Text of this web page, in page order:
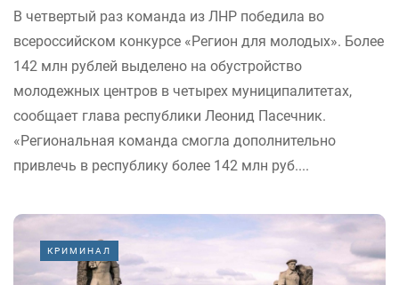
В четвертый раз команда из ЛНР победила во
всероссийском конкурсе «Регион для молодых». Более
142 млн рублей выделено на обустройство
молодежных центров в четырех муниципалитетах,
сообщает глава республики Леонид Пасечник.
«Региональная команда смогла дополнительно
привлечь в республику более 142 млн руб....
КРИМИНАЛ